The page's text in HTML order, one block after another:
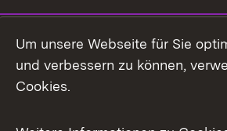
Mastodon
Messenger
Social Wall
Um unsere Webseite für Sie
und verbessern zu können,
Cookies.